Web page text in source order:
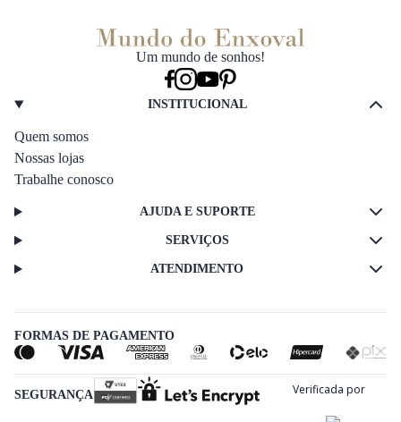
Um mundo de sonhos!
INSTITUCIONAL
Quem somos
Nossas lojas
Trabalhe conosco
AJUDA E SUPORTE
SERVIÇOS
ATENDIMENTO
FORMAS DE PAGAMENTO
SEGURANÇA